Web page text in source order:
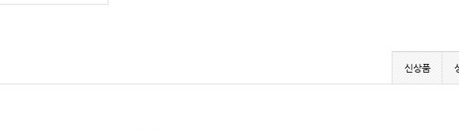
신상품